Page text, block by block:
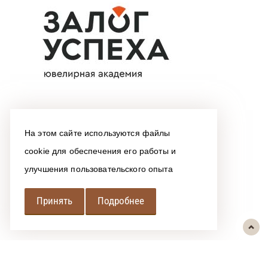
На этом сайте используются файлы
cookie для обеспечения его работы и
улучшения пользовательского опыта
Принять Подробнее